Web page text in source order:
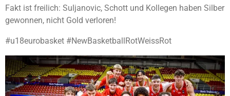
Fakt ist freilich: Suljanovic, Schott und Kollegen haben Silber
gewonnen, nicht Gold verloren!
#u18eurobasket #NewBasketballRotWeissRot